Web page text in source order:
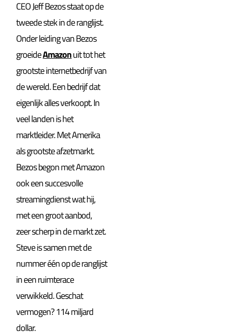
CEO Jeff Bezos staat op de
tweede stek in de ranglijst.
Onder leiding van Bezos
groeideAmazonuit tot het
grootste internetbedrijf van
de wereld. Een bedrijf dat
eigenlijk alles verkoopt. In
veel landen is het
marktleider. Met Amerika
als grootste afzetmarkt.
Bezos begon met Amazon
ook een succesvolle
streamingdienst wat hij,
met een groot aanbod,
zeer scherp in de markt zet.
Steve is samen met de
nummer één op de ranglijst
in een ruimterace
verwikkeld. Geschat
vermogen? 114 miljard
dollar.